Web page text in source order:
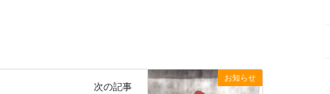
お知らせ
次の記事